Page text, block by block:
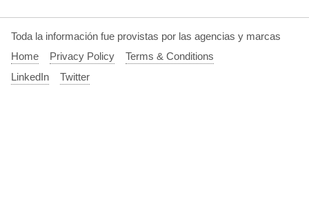
Toda la información fue provistas por las agencias y marcas
Home
Privacy Policy
Terms & Conditions
LinkedIn
Twitter